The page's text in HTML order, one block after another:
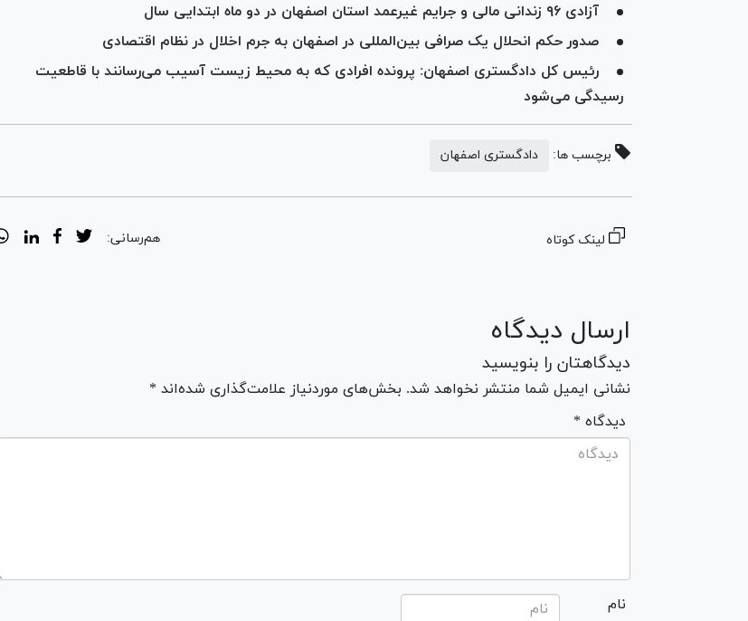
آزادی ۹۶ زندانی مالی و جرایم غیرعمد استان اصفهان در دو ماه ابتدایی سال
صدور حکم انحلال یک صرافی بین‌المللی در اصفهان به جرم اخلال در نظام اقتصادی
رئیس کل دادگستری اصفهان: پرونده افرادی که به محیط زیست آسیب می‌رسانند با قاطعیت
رسیدگی می‌شود
برچسب ها: دادگستری اصفهان
لینک کوتاه هم‌رسانی:
ارسال دیدگاه
دیدگاهتان را بنویسید
نشانی ایمیل شما منتشر نخواهد شد. بخش‌های موردنیاز علامت‌گذاری شده‌اند *
* دیدگاه
نام